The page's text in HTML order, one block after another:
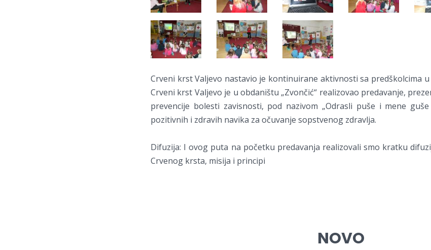
Crveni krst Valjevo nastavio je kontinuirane aktivnosti sa predškolcima
Crveni krst Valjevo je u obdaništu „Zvončić“ realizovao predavanje,
prevencije bolesti zavisnosti, pod nazivom „Odrasli puše i mene
pozitivnih i zdravih navika za očuvanje sopstvenog zdravlja.
Difuzija: I ovog puta na početku predavanja realizovali smo kratku
Crvenog krsta, misija i principi
NOVO